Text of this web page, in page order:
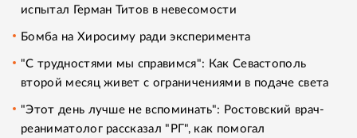
испытал Герман Титов в невесомости
Бомба на Хиросиму ради эксперимента
"С трудностями мы справимся": Как Севастополь
второй месяц живет с ограничениями в подаче света
"Этот день лучше не вспоминать": Ростовский врач-
реаниматолог рассказал "РГ", как помогал